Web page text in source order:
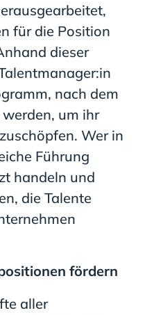
für die Position
dieser
nach dem
um ihr
Wer in
Führung
handeln und
die Talente
fördern
aller